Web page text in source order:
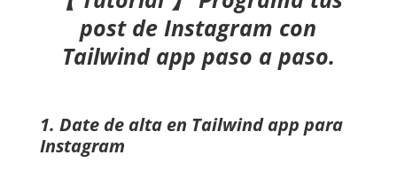
post de Instagram con
Tailwind app paso a paso.
1. Date de alta en Tailwind app para
Instagram